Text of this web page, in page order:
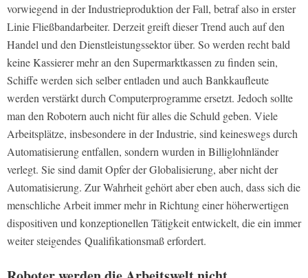
vorwiegend in der Industrieproduktion der Fall, betraf also in erster
Linie Fließbandarbeiter. Derzeit greift dieser Trend auch auf den
Handel und den Dienstleistungssektor über. So werden recht bald
keine Kassierer mehr an den Supermarktkassen zu finden sein,
Schiffe werden sich selber entladen und auch Bankkaufleute
werden verstärkt durch Computerprogramme ersetzt. Jedoch sollte
man den Robotern auch nicht für alles die Schuld geben. Viele
Arbeitsplätze, insbesondere in der Industrie, sind keineswegs durch
Automatisierung entfallen, sondern wurden in Billiglohnländer
verlegt. Sie sind damit Opfer der Globalisierung, aber nicht der
Automatisierung. Zur Wahrheit gehört aber eben auch, dass sich die
menschliche Arbeit immer mehr in Richtung einer höherwertigen
dispositiven und konzeptionellen Tätigkeit entwickelt, die ein immer
weiter steigendes Qualifikationsmaß erfordert.